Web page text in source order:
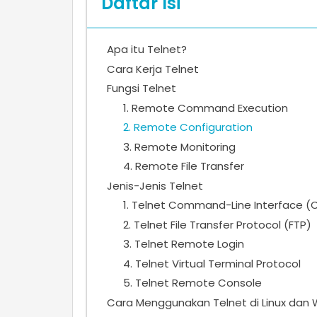
Apa itu Telnet?
Cara Kerja Telnet
Fungsi Telnet
1. Remote Command Execution
2. Remote Configuration
3. Remote Monitoring
4. Remote File Transfer
Jenis-Jenis Telnet
1. Telnet Command-Line Interface
2. Telnet File Transfer Protocol (FTP)
3. Telnet Remote Login
4. Telnet Virtual Terminal Protocol
5. Telnet Remote Console
Cara Menggunakan Telnet di Linux dan